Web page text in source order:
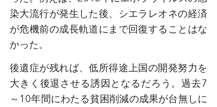
染大流行が発生した後、シエラレオネの経済
が危機前の成長軌道にまで回復することはな
かった。
後遺症が残れば、低所得途上国の開発努力を
大きく後退させる誘因となるだろう。過去7
～10年間にわたる貧困削減の成果が台無しに